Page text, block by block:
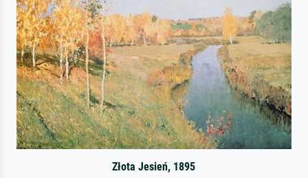
Złota Jesień, 1895